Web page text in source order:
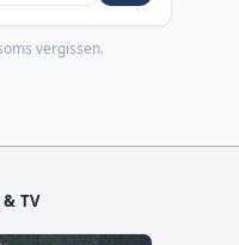
vergissen.
TV